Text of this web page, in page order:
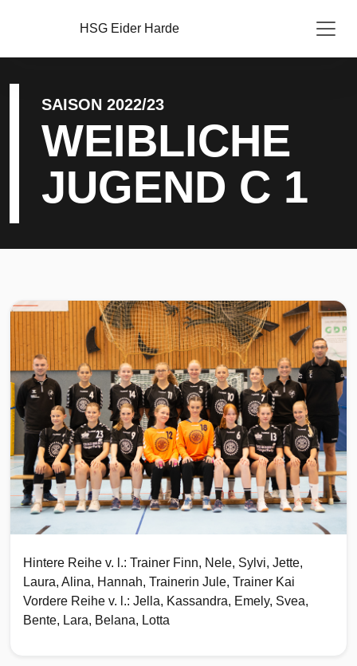
HSG Eider Harde
SAISON 2022/23
WEIBLICHE
JUGEND C 1
Hintere Reihe v. l.: Trainer Finn, Nele, Sylvi, Jette,
Laura, Alina, Hannah, Trainerin Jule, Trainer Kai
Vordere Reihe v. l.: Jella, Kassandra, Emely, Svea,
Bente, Lara, Belana, Lotta